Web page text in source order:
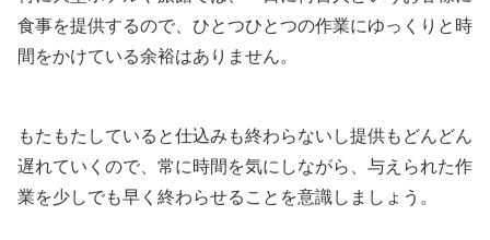
食事を提供するので、ひとつひとつの作業にゆっくりと時
間をかけている余裕はありません。
もたもたしていると仕込みも終わらないし提供もどんどん
遅れていくので、常に時間を気にしながら、与えられた作
業を少しでも早く終わらせることを意識しましょう。